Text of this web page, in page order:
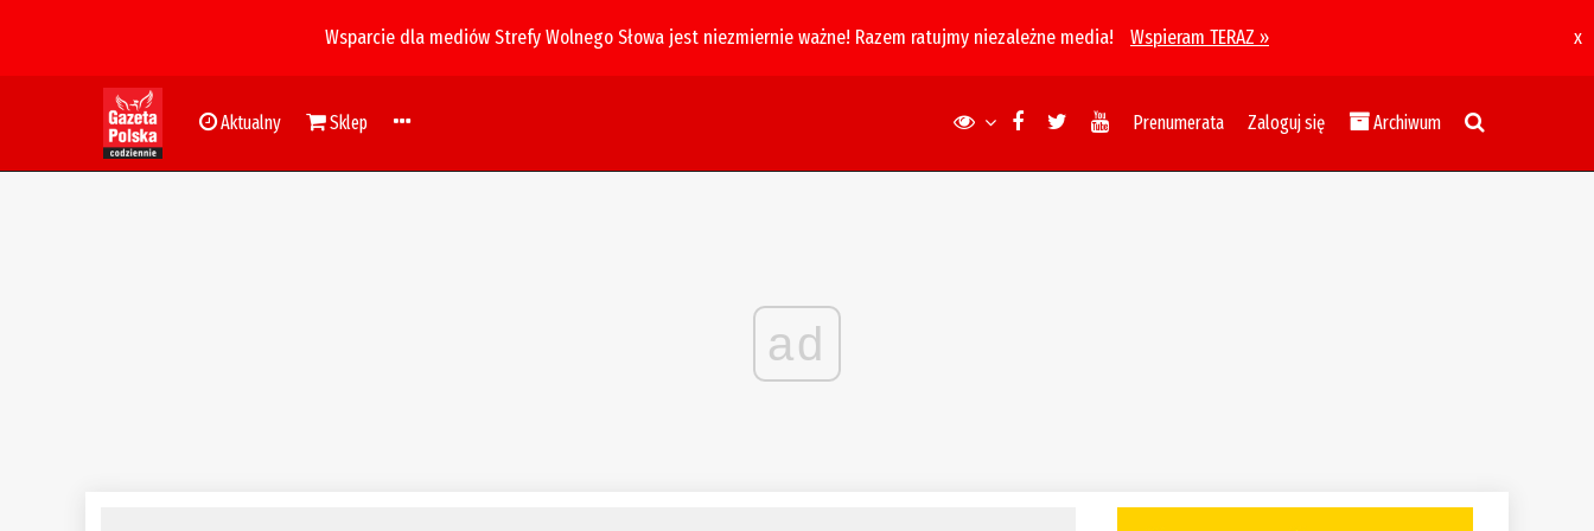
Wsparcie dla mediów Strefy Wolnego Słowa jest niezmiernie ważne! Razem ratujmy niezależne media! Wspieram TERAZ » x
Aktualny Sklep Prenumerata Zaloguj się Archiwum
ad